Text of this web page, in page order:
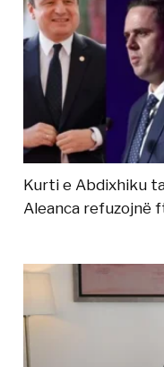
Kurti e Abdixhiku
Aleanca refuzojnë